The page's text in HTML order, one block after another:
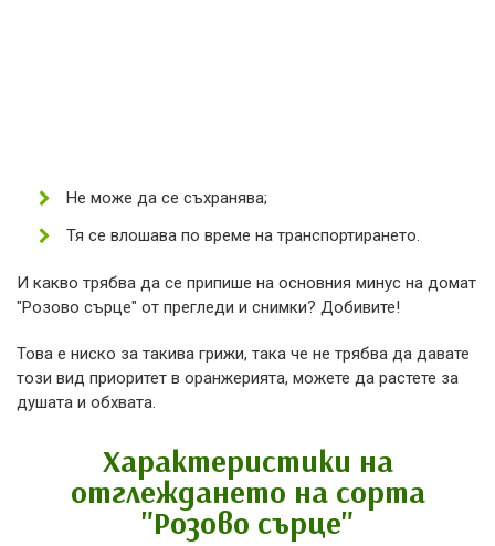
Не може да се съхранява;
Тя се влошава по време на транспортирането.
И какво трябва да се припише на основния минус на домат
"Розово сърце" от прегледи и снимки? Добивите!
Това е ниско за такива грижи, така че не трябва да давате
този вид приоритет в оранжерията, можете да растете за
душата и обхвата.
Характеристики на
отглеждането на сорта
"Розово сърце"